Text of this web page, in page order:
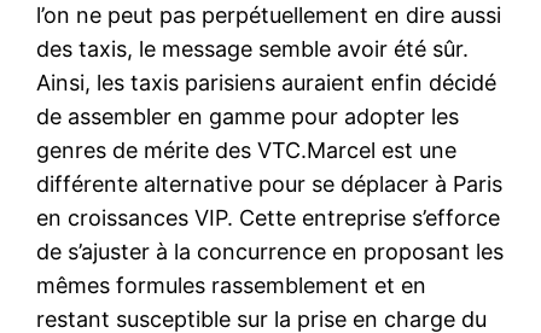
l’on ne peut pas perpétuellement en dire aussi
des taxis, le message semble avoir été sûr.
Ainsi, les taxis parisiens auraient enfin décidé
de assembler en gamme pour adopter les
genres de mérite des VTC.Marcel est une
différente alternative pour se déplacer à Paris
en croissances VIP. Cette entreprise s’efforce
de s’ajuster à la concurrence en proposant les
mêmes formules rassemblement et en
restant susceptible sur la prise en charge du